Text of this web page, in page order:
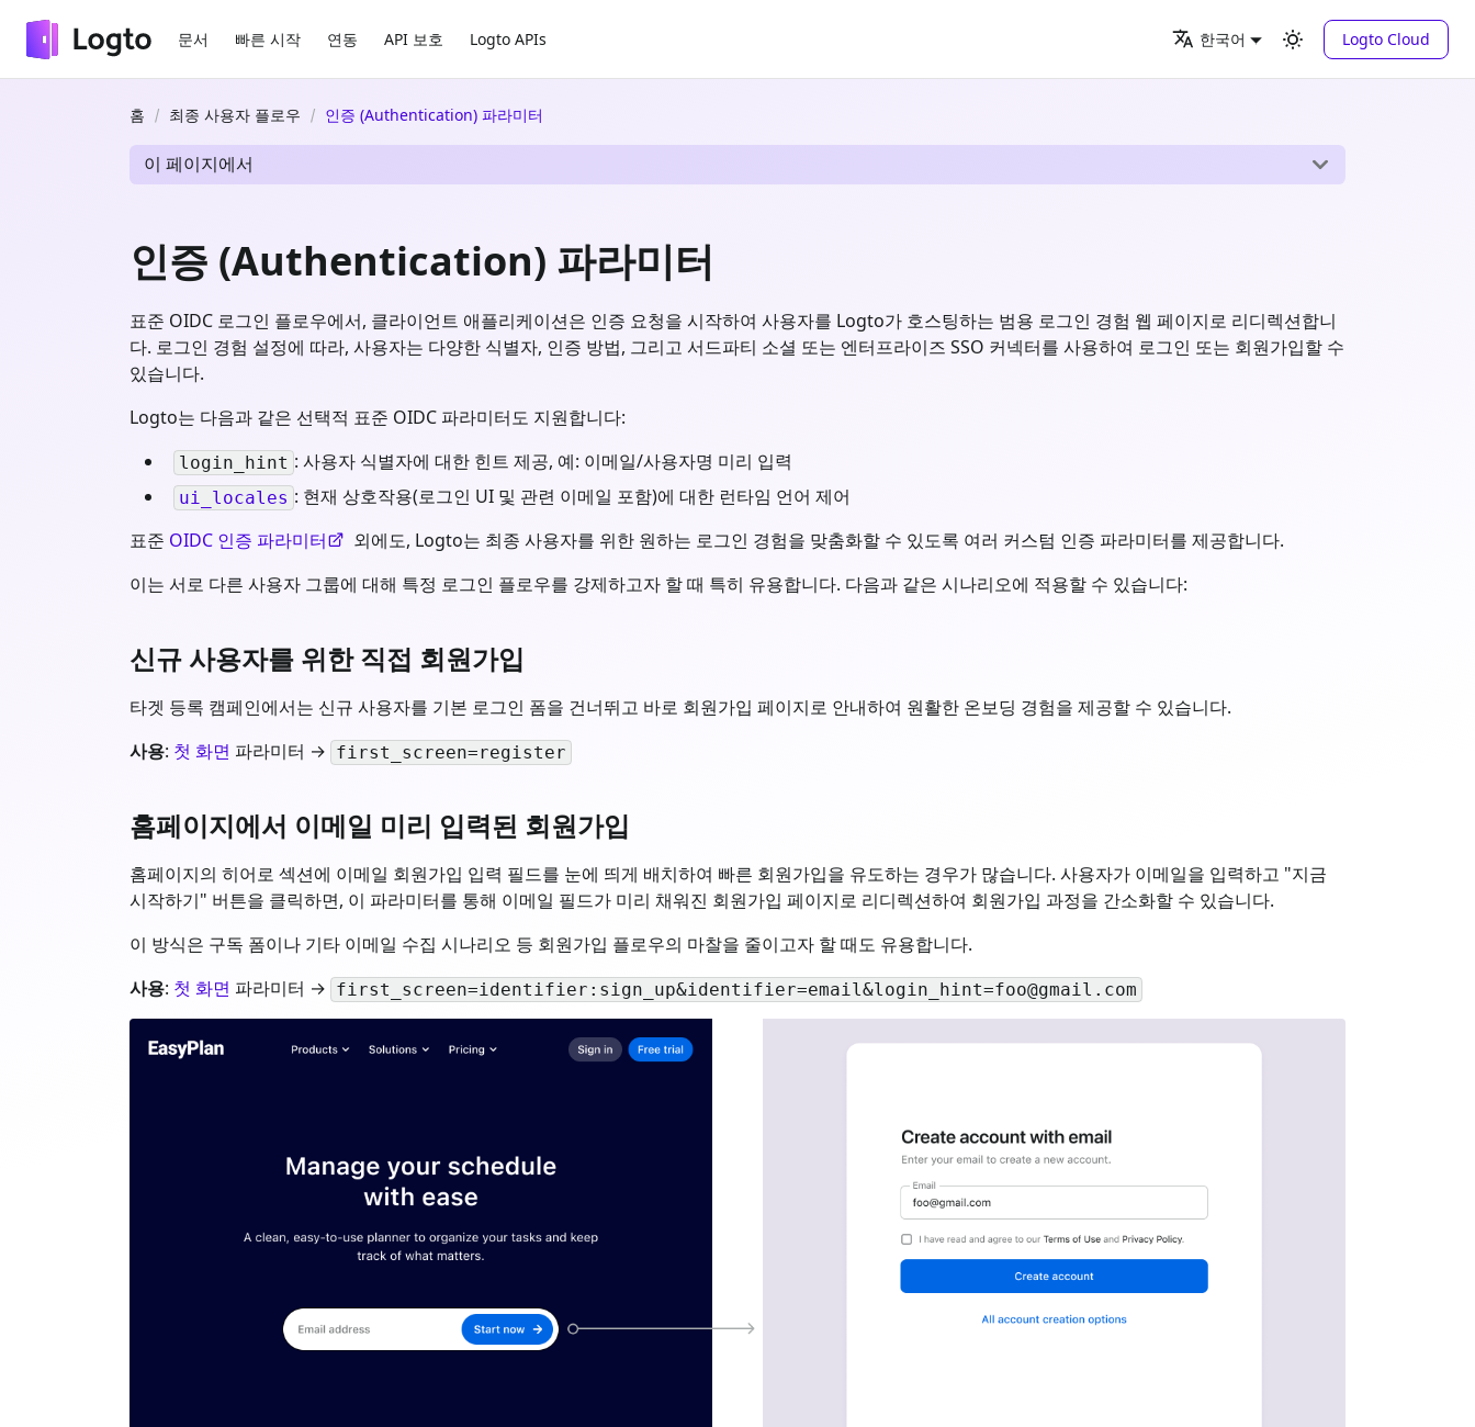
문서 빠른 시작 연동 API 보호 Logto APIs 한국어 Logto Cloud
홈 최종 사용자 플로우 인증 (Authentication) 파라미터
이 페이지에서
인증 (Authentication) 파라미터
표준 OIDC 로그인 플로우에서, 클라이언트 애플리케이션은 인증 요청을 시작하여 사용자를 Logto가 호스팅하는 범용 로그인 경험 웹 페이지로 리디렉션합니
다. 로그인 경험 설정에 따라, 사용자는 다양한 식별자, 인증 방법, 그리고 서드파티 소셜 또는 엔터프라이즈 SSO 커넥터를 사용하여 로그인 또는 회원가입할 수
있습니다.
Logto는 다음과 같은 선택적 표준 OIDC 파라미터도 지원합니다:
login_hint : 사용자 식별자에 대한 힌트 제공, 예: 이메일/사용자명 미리 입력
ui_locales : 현재 상호작용(로그인 UI 및 관련 이메일 포함)에 대한 런타임 언어 제어
표준 OIDC 인증 파라미터
외에도, Logto는 최종 사용자를 위한 원하는 로그인 경험을 맞춤화할 수 있도록 여러 커스텀 인증 파라미터를 제공합니다.
이는 서로 다른 사용자 그룹에 대해 특정 로그인 플로우를 강제하고자 할 때 특히 유용합니다. 다음과 같은 시나리오에 적용할 수 있습니다:
신규 사용자를 위한 직접 회원가입
타겟 등록 캠페인에서는 신규 사용자를 기본 로그인 폼을 건너뛰고 바로 회원가입 페이지로 안내하여 원활한 온보딩 경험을 제공할 수 있습니다.
사용: 첫 화면 파라미터 → first_screen=register
홈페이지에서 이메일 미리 입력된 회원가입
홈페이지의 히어로 섹션에 이메일 회원가입 입력 필드를 눈에 띄게 배치하여 빠른 회원가입을 유도하는 경우가 많습니다. 사용자가 이메일을 입력하고 "지금
시작하기" 버튼을 클릭하면, 이 파라미터를 통해 이메일 필드가 미리 채워진 회원가입 페이지로 리디렉션하여 회원가입 과정을 간소화할 수 있습니다.
이 방식은 구독 폼이나 기타 이메일 수집 시나리오 등 회원가입 플로우의 마찰을 줄이고자 할 때도 유용합니다.
사용: 첫 화면 파라미터 → first_screen=identifier:sign_up&identifier=email&login_hint=foo@gmail.com